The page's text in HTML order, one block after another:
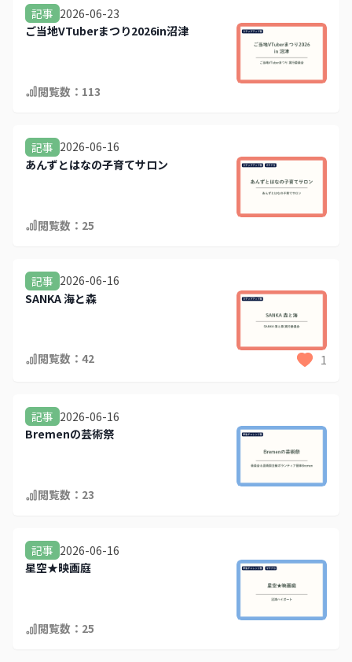
記事 2026-06-23
ご当地VTuberまつり2026in沼津
閲覧数： 113
記事 2026-06-16
あんずとはなの子育てサロン
閲覧数： 25
記事 2026-06-16
SANKA 海と森
閲覧数： 42 1
記事 2026-06-16
Bremenの芸術祭
閲覧数： 23
記事 2026-06-16
星空★映画庭
閲覧数： 25